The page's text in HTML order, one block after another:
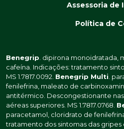
Assessoria de
Política de
Benegrip . dipirona monoidratada,
cafeína. Indicações: tratamento
MS 1.7817.0092. Benegrip Multi .
fenilefrina, maleato de
antitérmico. Descongestionante
aéreas superiores. MS 1.7817.0768.
paracetamol, cloridrato de
tratamento dos sintomas das